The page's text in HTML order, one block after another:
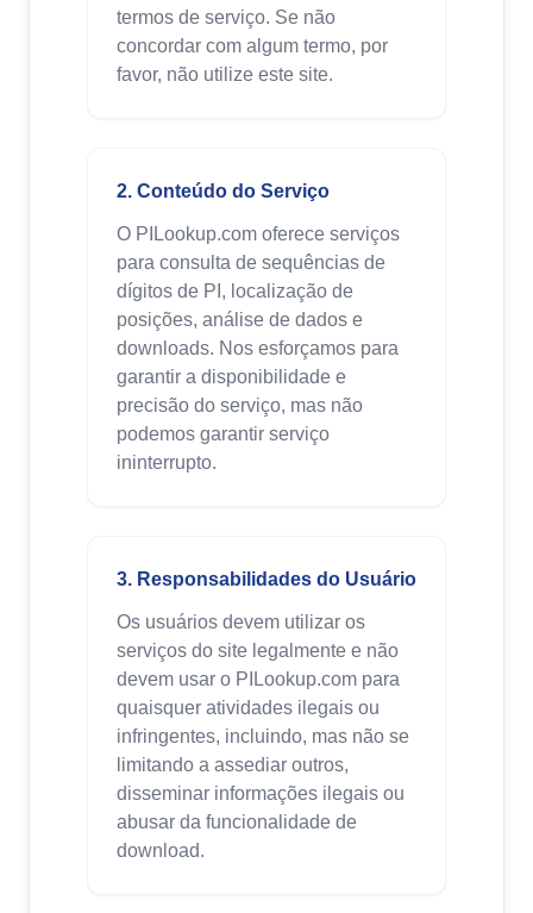
termos de serviço. Se não
concordar com algum termo, por
favor, não utilize este site.
2. Conteúdo do Serviço
O PILookup.com oferece serviços
para consulta de sequências de
dígitos de PI, localização de
posições, análise de dados e
downloads. Nos esforçamos para
garantir a disponibilidade e
precisão do serviço, mas não
podemos garantir serviço
ininterrupto.
3. Responsabilidades do Usuário
Os usuários devem utilizar os
serviços do site legalmente e não
devem usar o PILookup.com para
quaisquer atividades ilegais ou
infringentes, incluindo, mas não se
limitando a assediar outros,
disseminar informações ilegais ou
abusar da funcionalidade de
download.